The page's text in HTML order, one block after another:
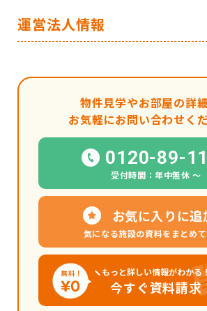
運営法人情報
物件見学やお部屋の詳
お気軽にお問い合わせく
0120-89-
受付時間：年中無休 〜
お気に入りに追
気になる施設の資料をまとめて
もっと詳しい情報がわかる
今すぐ資料請求